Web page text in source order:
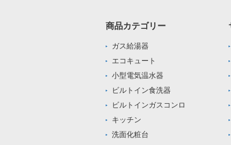
商品カテゴリー
ガス給湯器
エコキュート
小型電気温水器
ビルトイン食洗器
ビルトインガスコンロ
キッチン
洗面化粧台